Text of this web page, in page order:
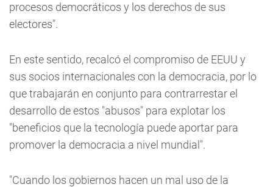
procesos democráticos y los derechos de sus
electores".
En este sentido, recalcó el compromiso de EEUU y
sus socios internacionales con la democracia, por lo
que trabajarán en conjunto para contrarrestar el
desarrollo de estos "abusos" para explotar los
"beneficios que la tecnología puede aportar para
promover la democracia a nivel mundial".
"Cuando los gobiernos hacen un mal uso de la